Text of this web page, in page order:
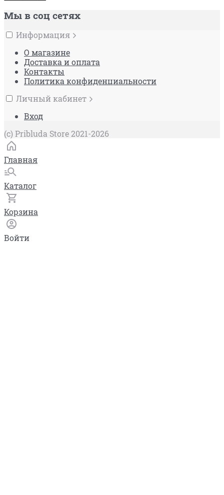
Мы в соц сетях
Информация
О магазине
Доставка и оплата
Контакты
Политика конфиденциальности
Личный кабинет
Вход
(c) Pribluda Store 2021-2026
Главная
Каталог
Корзина
Войти